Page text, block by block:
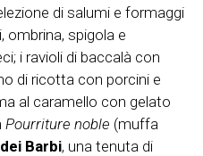
di salumi e formaggi
ombrina, spigola e
i ravioli di baccalà con
di ricotta con porcini e
al caramello con gelato
Pourriture noble (muffa
Barbi, una tenuta di